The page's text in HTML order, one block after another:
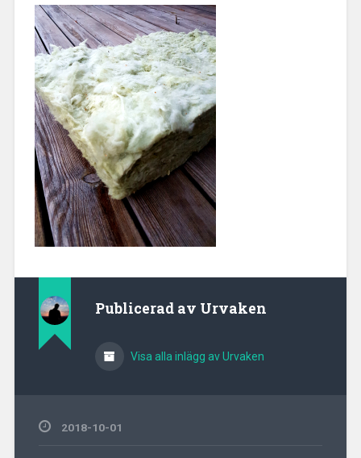
Publicerad av Urvaken
Visa alla inlägg av Urvaken
2018-10-01